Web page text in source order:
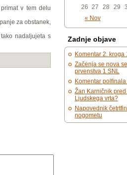
v tem delu
za obstanek,
nadaljujeta s
« Nov
26 27 28 29
Zadnje objave
Komentar 2. kroga
Začenja se nova
prvenstva 1 SNL
Komentar polfinala
Žan Karničnik pred
Ljudskega vrta?
Napovednik
nogometu